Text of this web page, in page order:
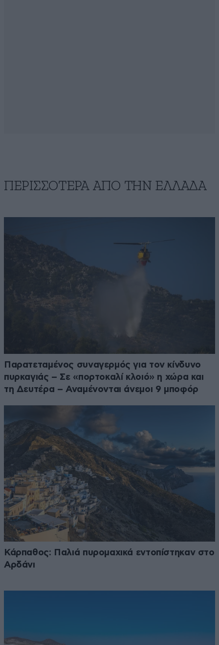
ΠΕΡΙΣΣΟΤΕΡΑ ΑΠΟ ΤΗΝ ΕΛΛΑΔΑ
Παρατεταμένος συναγερμός για τον κίνδυνο
πυρκαγιάς – Σε «πορτοκαλί κλοιό» η χώρα και
τη Δευτέρα – Αναμένονται άνεμοι 9 μποφόρ
Κάρπαθος: Παλιά πυρομαχικά εντοπίστηκαν στο
Αρδάνι